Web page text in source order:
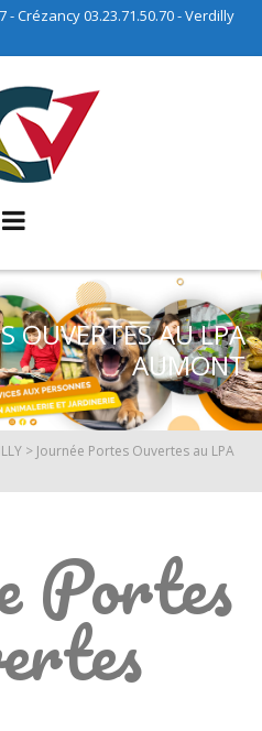
- Crézancy 03.23.71.50.70 - Verdilly
OUVERTES AU LPA
AUMONT
> Journée Portes Ouvertes au LPA
Portes